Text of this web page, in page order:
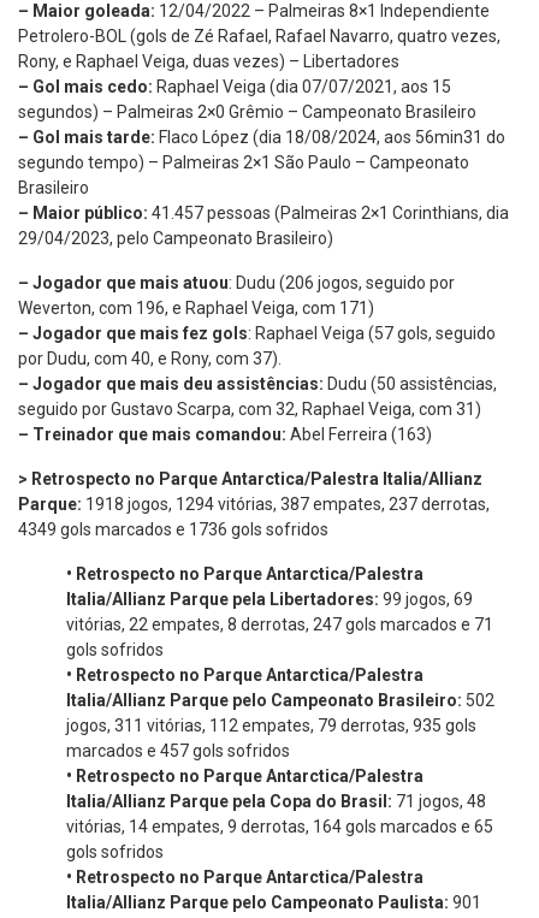
– Maior goleada: 12/04/2022 – Palmeiras 8×1 Independiente
Petrolero-BOL (gols de Zé Rafael, Rafael Navarro, quatro vezes,
Rony, e Raphael Veiga, duas vezes) – Libertadores
– Gol mais cedo: Raphael Veiga (dia 07/07/2021, aos 15
segundos) – Palmeiras 2×0 Grêmio – Campeonato Brasileiro
– Gol mais tarde: Flaco López (dia 18/08/2024, aos 56min31 do
segundo tempo) – Palmeiras 2×1 São Paulo – Campeonato
Brasileiro
– Maior público: 41.457 pessoas (Palmeiras 2×1 Corinthians, dia
29/04/2023, pelo Campeonato Brasileiro)
– Jogador que mais atuou: Dudu (206 jogos, seguido por
Weverton, com 196, e Raphael Veiga, com 171)
– Jogador que mais fez gols: Raphael Veiga (57 gols, seguido
por Dudu, com 40, e Rony, com 37).
– Jogador que mais deu assistências: Dudu (50 assistências,
seguido por Gustavo Scarpa, com 32, Raphael Veiga, com 31)
– Treinador que mais comandou: Abel Ferreira (163)
> Retrospecto no Parque Antarctica/Palestra Italia/Allianz
Parque: 1918 jogos, 1294 vitórias, 387 empates, 237 derrotas,
4349 gols marcados e 1736 gols sofridos
• Retrospecto no Parque Antarctica/Palestra
Italia/Allianz Parque pela Libertadores: 99 jogos, 69
vitórias, 22 empates, 8 derrotas, 247 gols marcados e 71
gols sofridos
• Retrospecto no Parque Antarctica/Palestra
Italia/Allianz Parque pelo Campeonato Brasileiro: 502
jogos, 311 vitórias, 112 empates, 79 derrotas, 935 gols
marcados e 457 gols sofridos
• Retrospecto no Parque Antarctica/Palestra
Italia/Allianz Parque pela Copa do Brasil: 71 jogos, 48
vitórias, 14 empates, 9 derrotas, 164 gols marcados e 65
gols sofridos
• Retrospecto no Parque Antarctica/Palestra
Italia/Allianz Parque pelo Campeonato Paulista: 901